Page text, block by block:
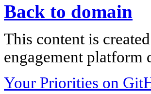
Back to domain
This content is
engagement platform
Your Priorities on